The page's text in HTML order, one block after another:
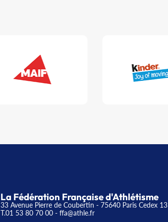
La Fédération Française d'Athlétisme
33 Avenue Pierre de Coubertin - 75640 Paris Cedex 13
T.01 53 80 70 00 - ffa@athle.fr